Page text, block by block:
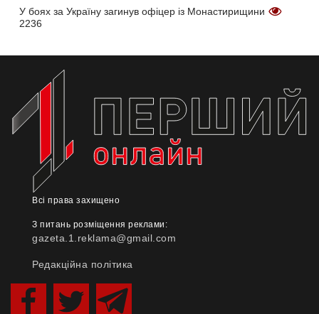
У боях за Україну загинув офіцер із Монастирищини
2236
Всі права захищено
З питань розміщення реклами:
gazeta.1.reklama@gmail.com
Редакційна політика